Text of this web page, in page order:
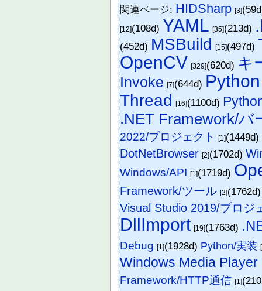
関連ページ: HIDSharp [3]
[12](108d) YAML [35](213d)
(452d) MSBuild [15](497d)
OpenCV [329](620d) キ
Invoke [7](644d) Python
Thread [16](1100d)
.NET Framework/バ
2022/プロジェクト [1](1449d)
DotNetBrowser [2](1702d)
Windows/API [1](1719d)
Framework/ツール [2]
Visual Studio 2019/プロジ
DllImport [19](1763d)
Debug [1](1928d) Python/実装
Windows Media Player
Framework/HTTP通信 [1]